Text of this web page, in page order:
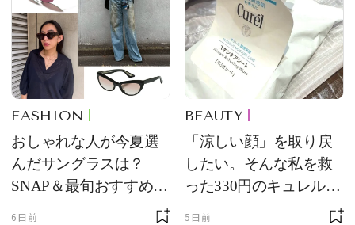
FASHION
おしゃれな人が今夏選
んだサングラスは？
SNAP＆最旬おすすめサ
6日前
BEAUTY
「涼しい顔」を取り戻
したい。そんな私を救
った330円のキュレル名
5日前